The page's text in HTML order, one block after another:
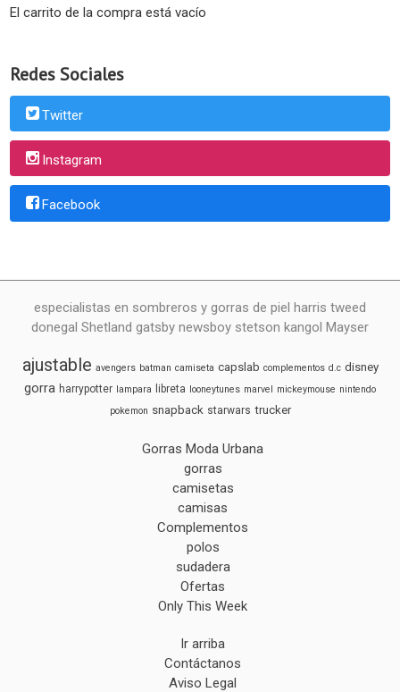
El carrito de la compra está vacío
Redes Sociales
Twitter
Instagram
Facebook
especialistas en sombreros y gorras de piel harris tweed
donegal Shetland gatsby newsboy stetson kangol Mayser
ajustable avengers batman camiseta capslab complementos d.c disney
gorra harrypotter lampara libreta looneytunes marvel mickeymouse nintendo
pokemon snapback starwars trucker
Gorras Moda Urbana
gorras
camisetas
camisas
Complementos
polos
sudadera
Ofertas
Only This Week
Ir arriba
Contáctanos
Aviso Legal